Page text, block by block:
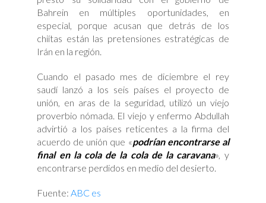
Bahrein en múltiples oportunidades, en
especial, porque acusan que detrás de los
chiítas están las pretensiones estratégicas de
Irán en la región.
Cuando el pasado mes de diciembre el rey
saudí lanzó a los seis países el proyecto de
unión, en aras de la seguridad, utilizó un viejo
proverbio nómada. El viejo y enfermo Abdullah
advirtió a los países reticentes a la firma del
acuerdo de unión que «podrían encontrarse al
final en la cola de la cola de la caravana», y
encontrarse perdidos en medio del desierto.
Fuente:ABC es